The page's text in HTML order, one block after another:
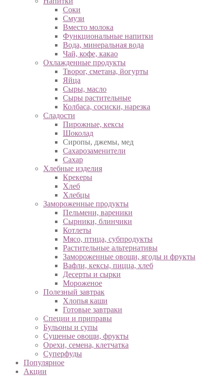
Соки
Смузи
Вместо молока
Функциональные напитки
Вода, минеральная вода
Чай, кофе, какао
Охлажденные продукты
Творог, сметана, йогурты
Яйца
Сыры, масло
Сыры растительные
Колбаса, сосиски, нарезка
Сладости
Пирожные, кексы
Шоколад
Сиропы, джемы, мед
Сахарозаменители
Сахар
Хлебные изделия
Крекеры
Хлеб
Хлебцы
Замороженные продукты
Пельмени, вареники
Сырники, блинчики
Котлеты
Мясо, птица, субпродукты
Растительные альтернативы
Замороженные овощи, ягоды и фрукты
Вафли, кексы, пицца, хлеб
Десерты и сырки
Мороженое
Полезный завтрак
Хлопья каши
Готовые завтраки
Специи и приправы
Бульоны и супы
Сушеные овощи, фрукты
Орехи, семена, клетчатка
Суперфуды
Популярное
Акции